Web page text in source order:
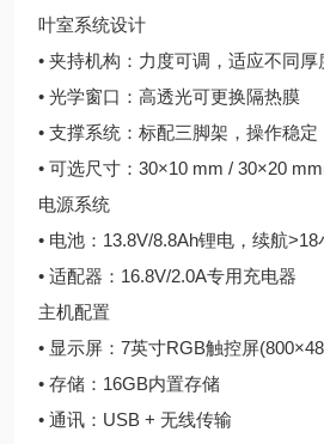
叶室系统设计
• 夹持机构：力度可调，适应不同厚
• 光学窗口：高透光可更换隔热膜
• 支撑系统：标配三脚架，操作稳定
• 可选尺寸：30×10 mm / 30×20
电源系统
• 电池：13.8V/8.8Ah锂电，续航>18
• 适配器：16.8V/2.0A专用充电器
主机配置
• 显示屏：7英寸RGB触控屏
• 存储：16GB内置存储
• 通讯：USB + 无线传输